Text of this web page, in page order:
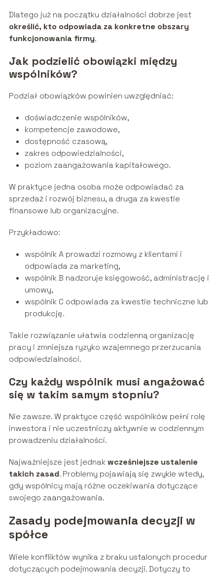
Dlatego już na początku działalności dobrze jest
określić, kto odpowiada za konkretne obszary
funkcjonowania firmy.
Jak podzielić obowiązki między
wspólników?
Podział obowiązków powinien uwzględniać:
doświadczenie wspólników,
kompetencje zawodowe,
dostępność czasową,
zakres odpowiedzialności,
poziom zaangażowania kapitałowego.
W praktyce jedna osoba może odpowiadać za
sprzedaż i rozwój biznesu, a druga za kwestie
finansowe lub organizacyjne.
Przykładowo:
wspólnik A prowadzi rozmowy z klientami i
odpowiada za marketing,
wspólnik B nadzoruje księgowość, administrację i
umowy,
wspólnik C odpowiada za kwestie techniczne lub
produkcję.
Takie rozwiązanie ułatwia codzienną organizację
pracy i zmniejsza ryzyko wzajemnego przerzucania
odpowiedzialności.
Czy każdy wspólnik musi angażować
się w takim samym stopniu?
Nie zawsze. W praktyce część wspólników pełni rolę
inwestora i nie uczestniczy aktywnie w codziennym
prowadzeniu działalności.
Najważniejsze jest jednakwcześniejsze ustalenie
takich zasad. Problemy pojawiają się zwykle wtedy,
gdy wspólnicy mają różne oczekiwania dotyczące
swojego zaangażowania.
Zasady podejmowania decyzji w
spółce
Wiele konfliktów wynika z braku ustalonych procedur
dotyczących podejmowania decyzji. Dotyczy to